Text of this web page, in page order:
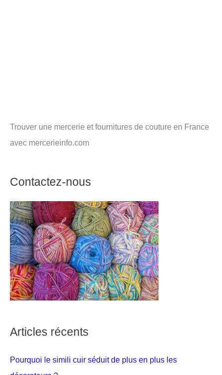
Trouver une mercerie et fournitures de couture en France
avec mercerieinfo.com
Contactez-nous
Articles récents
Pourquoi le simili cuir séduit de plus en plus les